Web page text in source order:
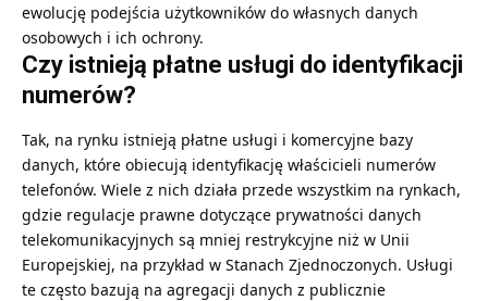
ewolucję podejścia użytkowników do własnych danych
osobowych i ich ochrony.
Czy istnieją płatne usługi do identyfikacji
numerów?
Tak, na rynku istnieją płatne usługi i komercyjne bazy
danych, które obiecują identyfikację właścicieli numerów
telefonów. Wiele z nich działa przede wszystkim na rynkach,
gdzie regulacje prawne dotyczące prywatności danych
telekomunikacyjnych są mniej restrykcyjne niż w Unii
Europejskiej, na przykład w Stanach Zjednoczonych. Usługi
te często bazują na agregacji danych z publicznie